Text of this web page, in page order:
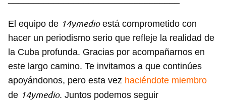
El equipo de 14ymedioestá comprometido con
hacer un periodismo serio que refleje la realidad de
la Cuba profunda. Gracias por acompañarnos en
este largo camino. Te invitamos a que continúes
apoyándonos, pero esta vez haciéndote miembro
de 14ymedio. Juntos podemos seguir